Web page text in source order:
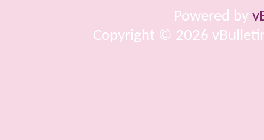
Powered by
Copyright © 2026